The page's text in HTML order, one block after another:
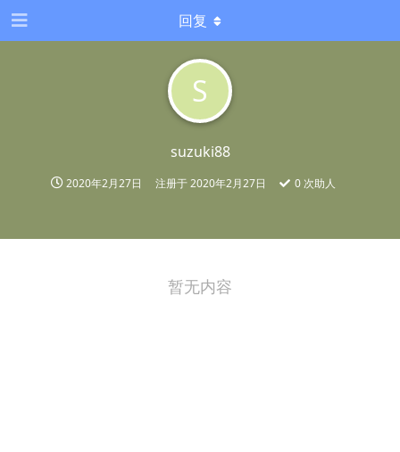
S
suzuki88
2020年2月27日 注册于2020年2月27日 0 次助人
回复
暂无内容